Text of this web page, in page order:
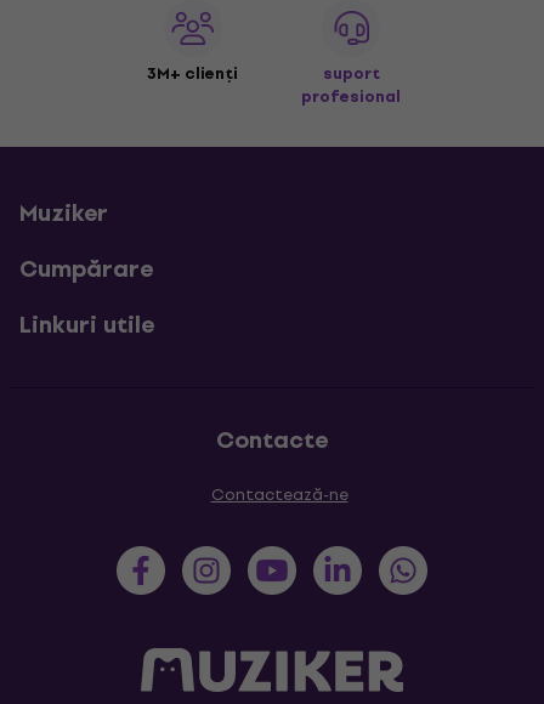
3M+ clienți
suport
profesional
Muziker
Cumpărare
Linkuri utile
Contacte
Contactează-ne